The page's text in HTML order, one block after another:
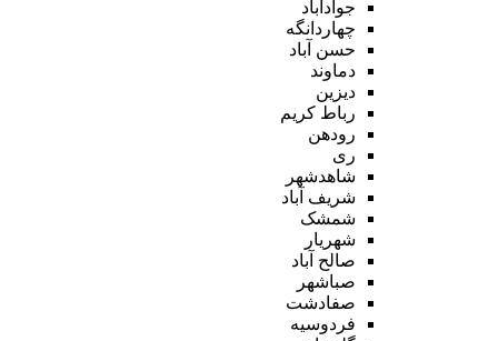
جوادآباد
چهاردانگه
حسن آباد
دماوند
دیزین
رباط کریم
رودهن
ری
شاهدشهر
شریف آباد
شمشک
شهریار
صالح آباد
صباشهر
صفادشت
فردوسیه